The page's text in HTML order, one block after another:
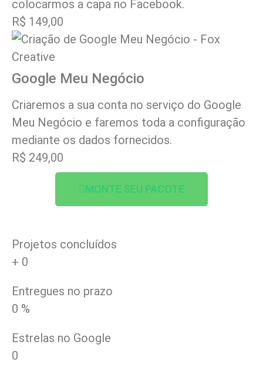
colocarmos a capa no Facebook.
R$ 149,00
Google Meu Negócio
Criaremos a sua conta no serviço do Google
Meu Negócio e faremos toda a configuração
mediante os dados fornecidos.
R$ 249,00
MONTE SEU PACOTE
Projetos concluídos
+ 0
Entregues no prazo
0 %
Estrelas no Google
0